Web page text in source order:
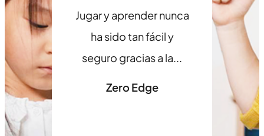
Jugar y aprender nunca
ha sido tan fácil y
seguro gracias a la...
Zero Edge